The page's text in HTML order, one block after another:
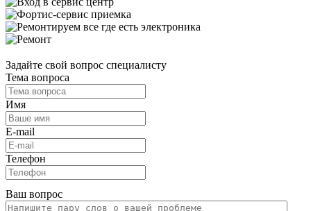
Задайте свой вопрос специалисту
Тема вопроса
Имя
E-mail
Телефон
Ваш вопрос